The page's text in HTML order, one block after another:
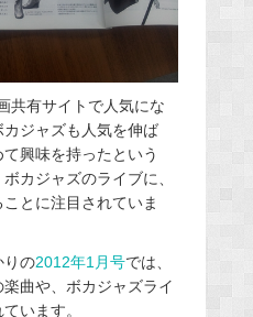
共有サイトで人気にな
ジャズも人気を伸ば
興味を持ったという
カジャズのライブに、
とに注目されていま
りの2012年1月号では、
曲や、ボカジャズライ
います。